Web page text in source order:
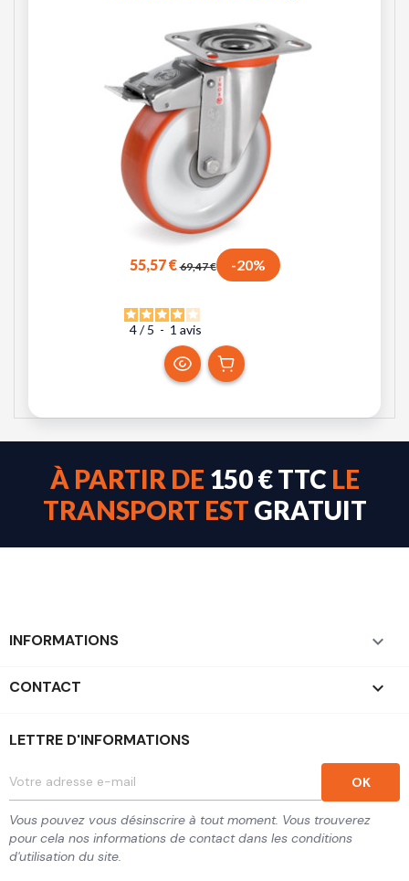
55,57 €69,47 € -20%
4/ 5 - 1 avis
À PARTIR DE 150 € TTC LE
TRANSPORT EST GRATUIT
INFORMATIONS 
CONTACT keyboard_arrow_down
LETTRE D'INFORMATIONS
Vous pouvez vous désinscrire à tout moment. Vous trouverez
pour cela nos informations de contact dans les conditions
d'utilisation du site.